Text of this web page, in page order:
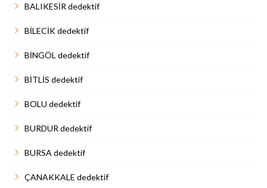
BALIKESİR dedektif
BİLECİK dedektif
BİNGÖL dedektif
BİTLİS dedektif
BOLU dedektif
BURDUR dedektif
BURSA dedektif
ÇANAKKALE dedektif